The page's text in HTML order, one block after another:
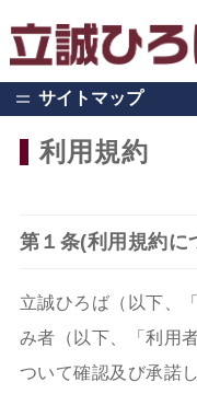
サイトマップ
利用規約
第１条(利用規約に
立誠ひろば（以下、
み者（以下、「利用
ついて確認及び承諾